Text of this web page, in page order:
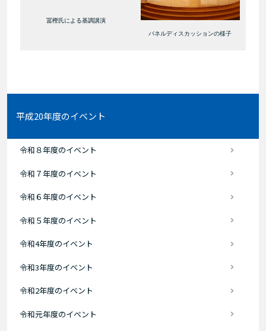
冨樫氏による基調講演
パネルディスカッションの様子
平成20年度のイベント
令和８年度のイベント
令和７年度のイベント
令和６年度のイベント
令和５年度のイベント
令和4年度のイベント
令和3年度のイベント
令和2年度のイベント
令和元年度のイベント